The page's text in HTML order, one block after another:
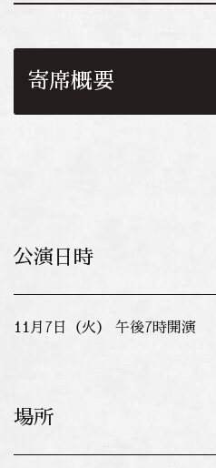
寄席概要
公演日時
11月7日（火） 午後7時開演
場所